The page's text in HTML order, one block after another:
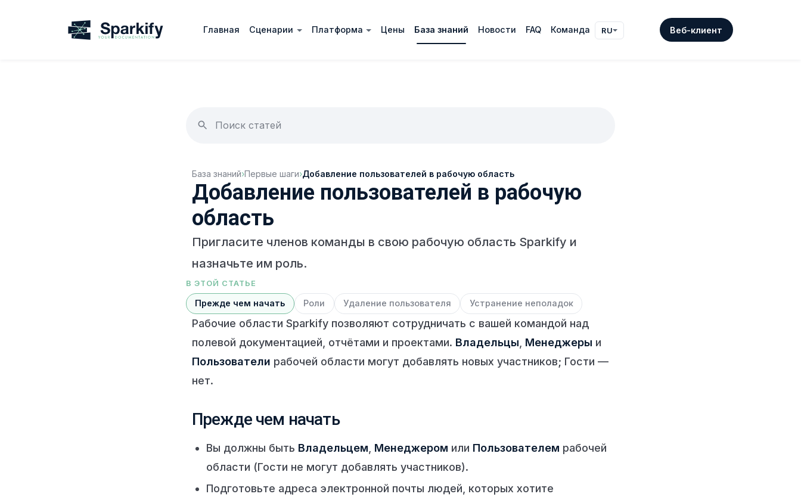
Главная Сценарии Платформа Цены База знаний Новости FAQ Команда RU Веб-клиент
База знаний›Первые шаги›Добавление пользователей в рабочую область
Добавление пользователей в рабочую
область
Пригласите членов команды в свою рабочую область Sparkify и
назначьте им роль.
В ЭТОЙ СТАТЬЕ
Прежде чем начать Роли Удаление пользователя Устранение неполадок
Рабочие области Sparkify позволяют сотрудничать с вашей командой над
полевой документацией, отчётами и проектами. Владельцы Менеджеры и
Пользователи рабочей области могут добавлять новых участников; Гости —
нет.
Прежде чем начать
Вы должны быть Владельцем Менеджером или Пользователем рабочей
области (Гости не могут добавлять участников).
Подготовьте адреса электронной почты людей, которых хотите